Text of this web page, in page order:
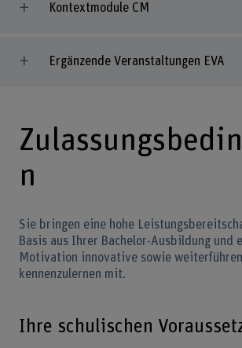
Kontextmodule CM
Ergänzende Veranstaltungen EVA
n
Sie bringen eine hohe
Basis aus Ihrer Bachelor-Ausbildung und
Motivation innovative sowie
kennenzulernen mit.
Ihre schulischen